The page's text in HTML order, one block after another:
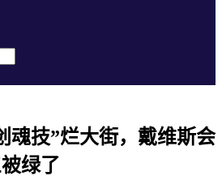
魂技”烂大街，戴维斯会
绿了